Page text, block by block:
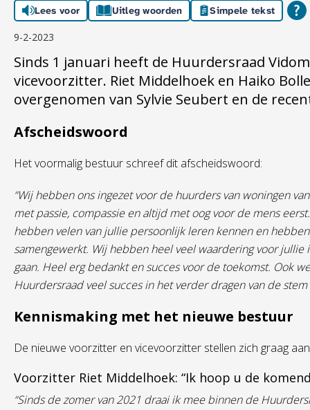
Lees voor Uitleg woorden Simpele tekst
9-2-2023
Sinds 1 januari heeft de Huurdersraad
vicevoorzitter. Riet Middelhoek en Haiko
overgenomen van Sylvie Seubert en de
Afscheidswoord
Het voormalig bestuur schreef dit afscheidswoord:
“Wij hebben ons ingezet voor de huurders van woningen
met passie, compassie en altijd met oog voor de mens
hebben velen van jullie persoonlijk leren kennen en
samengewerkt. Wij hebben heel veel waardering voor
gaan. Heel erg bedankt en succes voor de toekomst. Ook
Huurdersraad veel succes in het verder dragen van de
Kennismaking met het nieuwe bestuur
De nieuwe voorzitter en vicevoorzitter stellen zich graag
Voorzitter Riet Middelhoek: “Ik hoop u de
“Sinds de zomer van 2021 draai ik mee binnen de